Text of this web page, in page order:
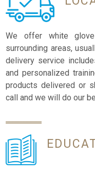
We offer white
surrounding areas,
delivery service
and personalized
products delivered or
call and we will do our